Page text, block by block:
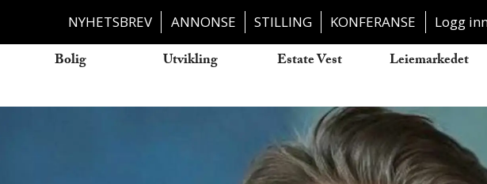
NYHETSBREV ANNONSE STILLING KONFERANSE Logg
Bolig Utvikling Estate Vest Leiemarkedet